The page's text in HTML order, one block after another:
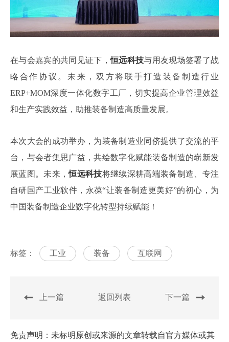
在与会嘉宾的共同见证下，恒远科技与用友现场签署了战
略合作协议。未来，双方将联手打造装备制造行业
ERP+MOM深度一体化数字工厂，切实提高企业管理效益
和生产实践效益，助推装备制造高质量发展。
本次大会的成功举办，为装备制造业同侪提供了交流的平
台，与会者集思广益，共绘数字化赋能装备制造的崭新发
展蓝图。未来，恒远科技将继续深耕高端装备制造、专注
自研国产工业软件，永葆“让装备制造更美好”的初心，为
中国装备制造企业数字化转型持续赋能！
标签： 工业 装备 互联网
上一篇 返回列表 下一篇
免责声明：未标明原创或来源的文章转载自官方媒体或其